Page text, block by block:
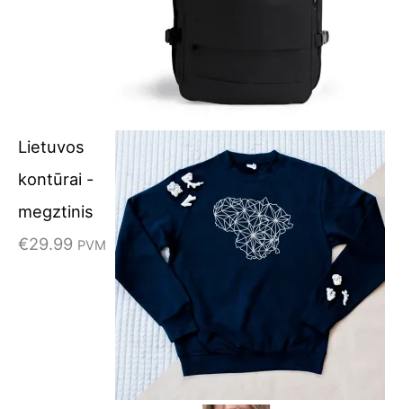
Lietuvos
kontūrai -
megztinis
€29.99 PVM